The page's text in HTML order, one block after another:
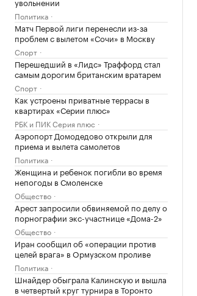
Политика
Матч Первой лиги перенесли из-за
проблем с вылетом «Сочи» в Москву
Спорт
Перешедший в «Лидс» Траффорд стал
самым дорогим британским вратарем
Спорт
Как устроены приватные террасы в
квартирах «Серии плюс»
РБК и ПИК Серия плюс
Аэропорт Домодедово открыли для
приема и вылета самолетов
Политика
Женщина и ребенок погибли во время
непогоды в Смоленске
Общество
Арест запросили обвиняемой по делу о
порнографии экс-участнице «Дома-2»
Общество
Иран сообщил об «операции против
целей врага» в Ормузском проливе
Политика
Шнайдер обыграла Калинскую и вышла
в четвертый круг турнира в Торонто